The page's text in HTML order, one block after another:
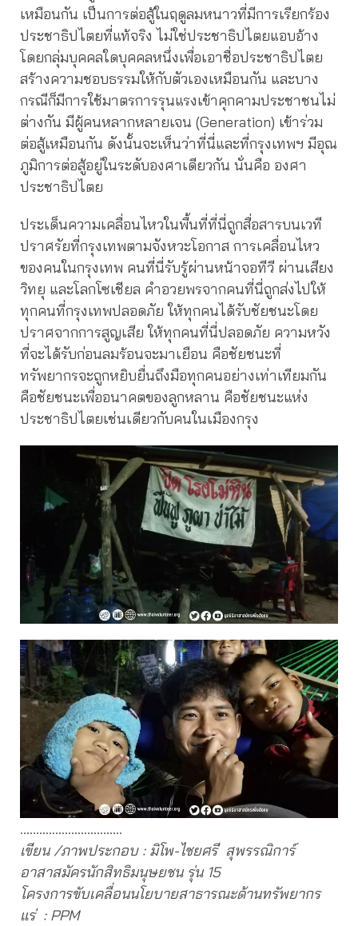
เหมือนกัน เป็นการต่อสู้ในฤดูลมหนาวที่มีการเรียกร้อง
ประชาธิปไตยที่แท้จริง ไม่ใช่ประชาธิปไตยแอบอ้าง
โดยกลุ่มบุคคลใดบุคคลหนึ่งเพื่อเอาชื่อประชาธิปไตย
สร้างความชอบธรรมให้กับตัวเองเหมือนกัน และบาง
กรณีก็มีการใช้มาตรการรุนแรงเข้าคุกคามประชาชนไม่
ต่างกัน มีผู้คนหลากหลายเจน (Generation) เข้าร่วม
ต่อสู้เหมือนกัน ดังนั้นจะเห็นว่าที่นี่และที่กรุงเทพฯ มีอุณ
ภูมิการต่อสู้อยู่ในระดับองศาเดียวกัน นั่นคือ องศา
ประชาธิปไตย
ประเด็นความเคลื่อนไหวในพื้นที่ที่นี่ถูกสื่อสารบนเวที
ปราศรัยที่กรุงเทพตามจังหวะโอกาส การเคลื่อนไหว
ของคนในกรุงเทพ คนที่นี่รับรู้ผ่านหน้าจอทีวี ผ่านเสียง
วิทยุ และโลกโซเชียล คำอวยพรจากคนที่นี่ถูกส่งไปให้
ทุกคนที่กรุงเทพปลอดภัย ให้ทุกคนได้รับชัยชนะโดย
ปราศจากการสูญเสีย ให้ทุกคนที่นี่ปลอดภัย ความหวัง
ที่จะได้รับก่อนลมร้อนจะมาเยือน คือชัยชนะที่
ทรัพยากรจะถูกหยิบยื่นถึงมือทุกคนอย่างเท่าเทียมกัน
คือชัยชนะเพื่ออนาคตของลูกหลาน คือชัยชนะแห่ง
ประชาธิปไตยเช่นเดียวกับคนในเมืองกรุง
…………………………..
เขียน /ภาพประกอบ : มิโพ-ไชยศรี สุพรรณิการ์
อาสาสมัครนักสิทธิมนุษยชน รุ่น 15
โครงการขับเคลื่อนนโยบายสาธารณะด้านทรัพยากร
แร่: PPM